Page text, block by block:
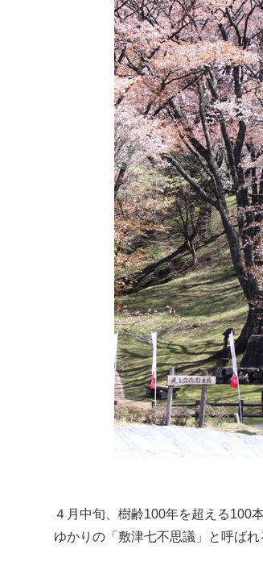
４月中旬、樹齢100年を超える100
ゆかりの「敷津七不思議」と呼ば